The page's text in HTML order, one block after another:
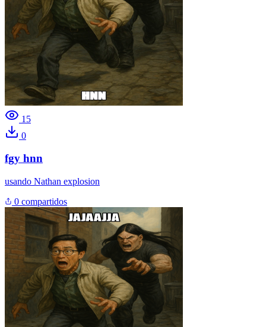
15
0
fgy hnn
usando Nathan explosion
0 compartidos